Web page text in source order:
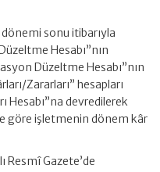
sonu itibarıyla
Hesabı”nın
Düzeltme Hesabı”nın
Zararları” hesapları
Hesabı”na devredilerek
göre işletmenin dönem kâr
Resmî Gazete’de